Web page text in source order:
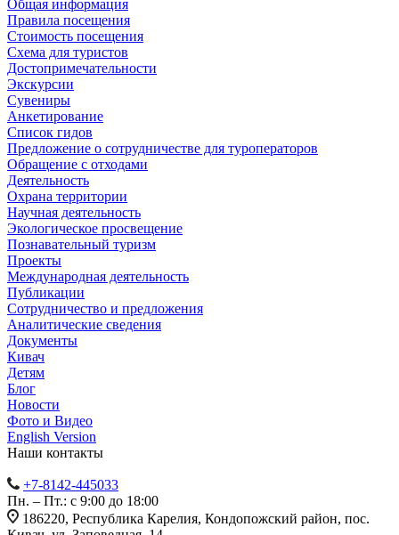
Общая информация
Правила посещения
Стоимость посещения
Схема для туристов
Достопримечательности
Экскурсии
Сувениры
Анкетирование
Список гидов
Предложение о сотрудничестве для туроператоров
Обращение с отходами
Деятельность
Охрана территории
Научная деятельность
Экологическое просвещение
Познавательный туризм
Проекты
Международная деятельность
Публикации
Сотрудничество и предложения
Аналитические сведения
Документы
Кивач
Детям
Блог
Новости
Фото и Видео
English Version
Наши контакты
+7-8142-445033
Пн. – Пт.: с 9:00 до 18:00
186220, Республика Карелия, Кондопожский район, пос.